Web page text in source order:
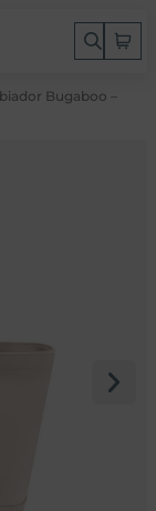
Bugaboo –